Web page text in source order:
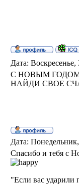
Дата:
С НОВЫМ
НАЙДИ СВОЕ
Дата:
Спасибо и тебя с
"Если вас ударили